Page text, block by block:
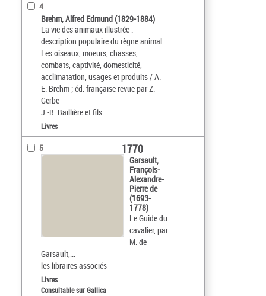
4
Brehm, Alfred Edmund (1829-1884)
La vie des animaux illustrée :
description populaire du règne animal.
Les oiseaux, moeurs, chasses,
combats, captivité, domesticité,
acclimatation, usages et produits / A.
E. Brehm ; éd. française revue par Z.
Gerbe
J.-B. Baillière et fils
Livres
5
Garsault,
François-
Alexandre-
Pierre de
(1693-
1778)
Le Guide du
cavalier, par
M. de
Garsault,...
les libraires associés
1770
Livres
Consultable sur Gallica